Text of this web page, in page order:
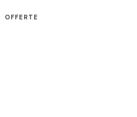
OFFERTE